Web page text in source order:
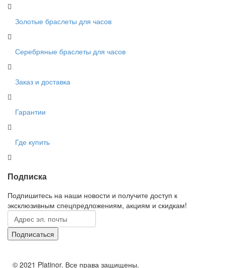
Золотые браслеты для часов
Серебряные браслеты для часов
Заказ и доставка
Гарантии
Где купить
Подписка
Подпишитесь на наши новости и получите доступ к
эксклюзивным спецпредложениям, акциям и скидкам!
© 2021 Platinor. Все права защищены.